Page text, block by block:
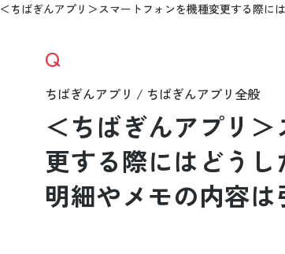
＜ちばぎんアプリ＞スマートフォンを機種変更する際に
Q
ちばぎんアプリ / ちばぎんアプリ全般
＜ちばぎんアプリ
更する際にはどう
明細やメモの内容は